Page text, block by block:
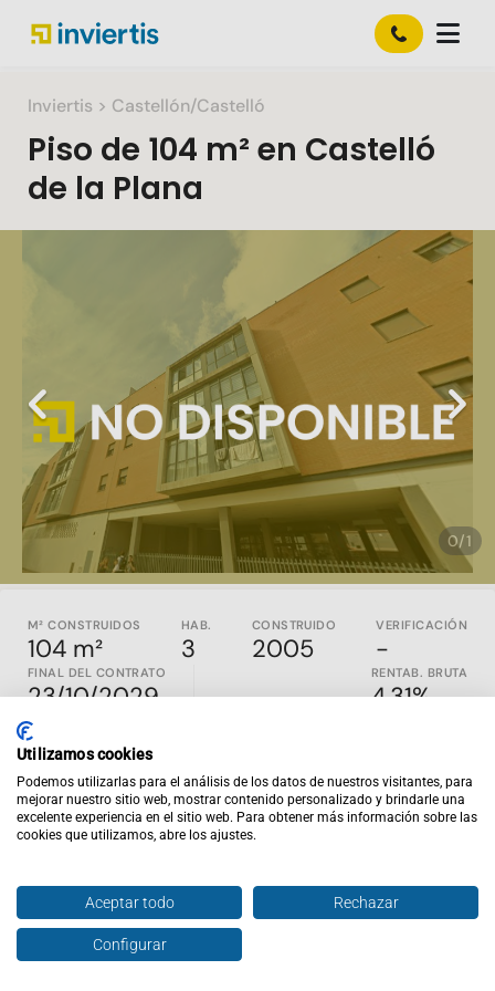
Inviertis > Castellón/Castelló
Piso de 104 m² en Castelló
de la Plana
0/1
Previous Next
M² CONSTRUIDOS
104 m²
HAB.
3
CONSTRUIDO
2005
VERIFICACIÓN
-
FINAL DEL CONTRATO
23/10/2029
RENTAB. BRUTA
4.31%
SOLO INVERSORES - INMUEBLE ALQUILADO
Propiedad con inquilinos construida en el 2005 en Castelló de
la plana, Castellón. Es un piso en la cuarta planta que cuenta
con 90,43m2 útiles, distribuidos en 3 habitaciones y parking
Inviertis es la web de inversión inmobiliaria nº1 en España.
En inviertispro.com puedes ver y comparar inmuebles en
Utilizamos cookies
Podemos utilizarlas para el análisis de los datos de nuestros visitantes, para
mejorar nuestro sitio web, mostrar contenido personalizado y brindarle una
excelente experiencia en el sitio web. Para obtener más información sobre las
cookies que utilizamos, abre los ajustes.
Aceptar todo Rechazar
Configurar